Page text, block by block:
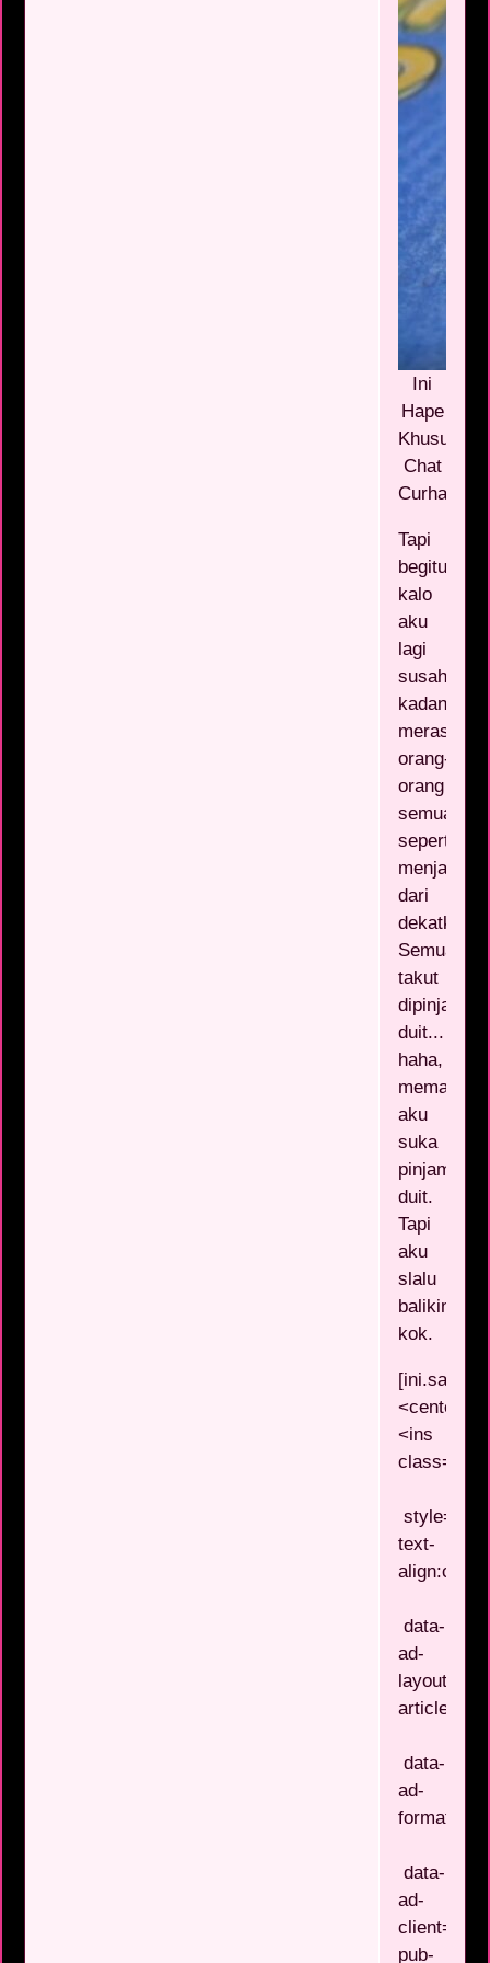
Ini
Hape
Khusus
Chat
Curhat
Tapi
begitulah,
kalo
aku
lagi
susah,
kadang
merasa
orang-
orang
semuanya
seperti
menjauh
dari
dekatku.
Semuanya
takut
dipinjami
duit...
haha,
memang
aku
suka
pinjam
duit.
Tapi
aku
slalu
balikin
kok.
<center>
<ins
text-
data-
ad-
layout="in-
article"
data-
ad-
data-
ad-
client="ca-
pub-